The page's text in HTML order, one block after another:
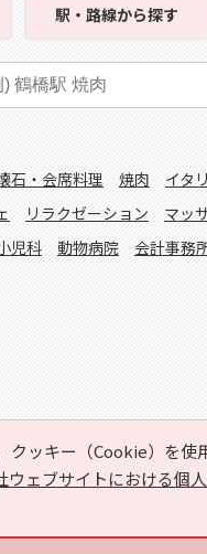
ッキー（Cookie）を使
ウェブサイトにおける個
駅・路線から探す
石・会席料理 焼肉 イタ
リラクゼーション マッ
児科 動物病院 会計事務